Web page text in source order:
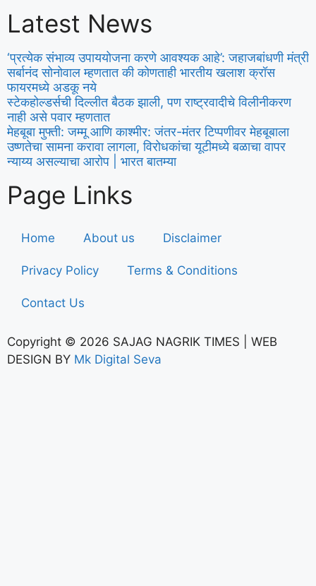
Latest News
‘प्रत्येक संभाव्य उपाययोजना करणे आवश्यक आहे’: जहाजबांधणी मंत्री
सर्बानंद सोनोवाल म्हणतात की कोणताही भारतीय खलाश क्रॉस
फायरमध्ये अडकू नये
स्टेकहोल्डर्सची दिल्लीत बैठक झाली, पण राष्ट्रवादीचे विलीनीकरण
नाही असे पवार म्हणतात
मेहबूबा मुफ्ती: जम्मू आणि काश्मीर: जंतर-मंतर टिप्पणीवर मेहबूबाला
उष्णतेचा सामना करावा लागला, विरोधकांचा यूटीमध्ये बळाचा वापर
न्याय्य असल्याचा आरोप | भारत बातम्या
Page Links
Home About us Disclaimer
Privacy Policy Terms & Conditions
Contact Us
Copyright © 2026 SAJAG NAGRIK TIMES | WEB
DESIGN BY Mk Digital Seva